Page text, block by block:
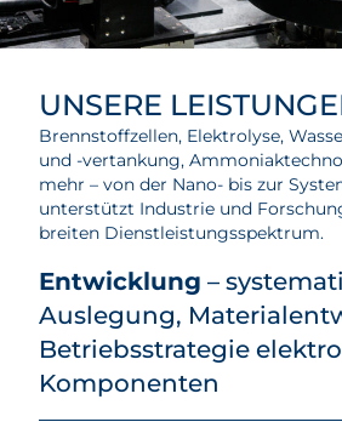
UNSERE
Brennstoffzellen, Elektrolyse,
und -vertankung,
mehr – von der Nano- bis zur
unterstützt Industrie und
breiten Dienstleistungsspektrum.
Entwicklung –
Auslegung,
Betriebsstrategie
Komponenten